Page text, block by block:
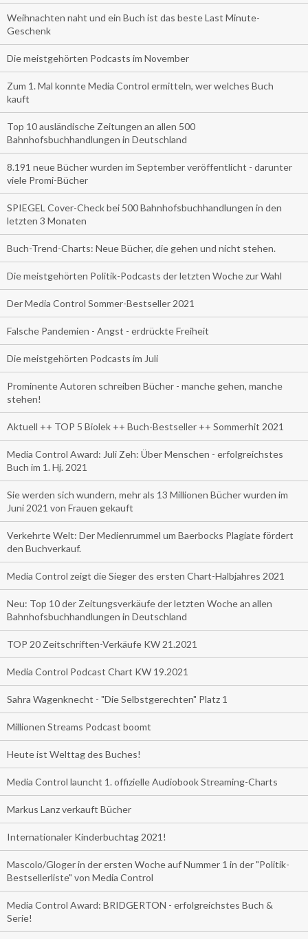
Weihnachten naht und ein Buch ist das beste Last Minute-
Geschenk
Die meistgehörten Podcasts im November
Zum 1. Mal konnte Media Control ermitteln, wer welches Buch
kauft
Top 10 ausländische Zeitungen an allen 500
Bahnhofsbuchhandlungen in Deutschland
8.191 neue Bücher wurden im September veröffentlicht - darunter
viele Promi-Bücher
SPIEGEL Cover-Check bei 500 Bahnhofsbuchhandlungen in den
letzten 3 Monaten
Buch-Trend-Charts: Neue Bücher, die gehen und nicht stehen.
Die meistgehörten Politik-Podcasts der letzten Woche zur Wahl
Der Media Control Sommer-Bestseller 2021
Falsche Pandemien - Angst - erdrückte Freiheit
Die meistgehörten Podcasts im Juli
Prominente Autoren schreiben Bücher - manche gehen, manche
stehen!
Aktuell ++ TOP 5 Biolek ++ Buch-Bestseller ++ Sommerhit 2021
Media Control Award: Juli Zeh: Über Menschen - erfolgreichstes
Buch im 1. Hj. 2021
Sie werden sich wundern, mehr als 13 Millionen Bücher wurden im
Juni 2021 von Frauen gekauft
Verkehrte Welt: Der Medienrummel um Baerbocks Plagiate fördert
den Buchverkauf.
Media Control zeigt die Sieger des ersten Chart-Halbjahres 2021
Neu: Top 10 der Zeitungsverkäufe der letzten Woche an allen
Bahnhofsbuchhandlungen in Deutschland
TOP 20 Zeitschriften-Verkäufe KW 21.2021
Media Control Podcast Chart KW 19.2021
Sahra Wagenknecht - "Die Selbstgerechten" Platz 1
Millionen Streams Podcast boomt
Heute ist Welttag des Buches!
Media Control launcht 1. offizielle Audiobook Streaming-Charts
Markus Lanz verkauft Bücher
Internationaler Kinderbuchtag 2021!
Mascolo/Gloger in der ersten Woche auf Nummer 1 in der "Politik-
Bestsellerliste" von Media Control
Media Control Award: BRIDGERTON - erfolgreichstes Buch &
Serie!